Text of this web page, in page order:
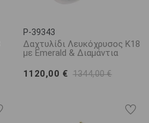
P-39343
Δαχτυλίδι Λευκόχρυσος Κ18
με Emerald & Διαμάντια
1120,00 € 1344,00 €